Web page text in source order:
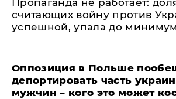
​Пропаганда не работает:
считающих войну против
успешной, упала до
Оппозиция в Польше
депортировать часть
мужчин – кого это может